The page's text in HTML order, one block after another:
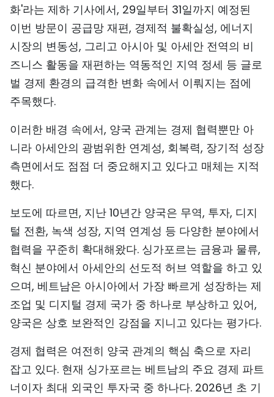
회사 소개
TIẾNG VIỆT
ENGLISH
FRANÇAIS
РУССКИЙ
화'라는 제하 기사에서, 29일부터 31일까지 예정된
이번 방문이 공급망 재편, 경제적 불확실성, 에너지
시장의 변동성, 그리고 아시아 및 아세안 전역의 비
즈니스 활동을 재편하는 역동적인 지역 정세 등 글로
벌 경제 환경의 급격한 변화 속에서 이뤄지는 점에
주목했다.
이러한 배경 속에서, 양국 관계는 경제 협력뿐만 아
니라 아세안의 광범위한 연계성, 회복력, 장기적 성장
측면에서도 점점 더 중요해지고 있다고 매체는 지적
했다.
보도에 따르면, 지난 10년간 양국은 무역, 투자, 디지
털 전환, 녹색 성장, 지역 연계성 등 다양한 분야에서
협력을 꾸준히 확대해왔다. 싱가포르는 금융과 물류,
혁신 분야에서 아세안의 선도적 허브 역할을 하고 있
으며, 베트남은 아시아에서 가장 빠르게 성장하는 제
조업 및 디지털 경제 국가 중 하나로 부상하고 있어,
양국은 상호 보완적인 강점을 지니고 있다는 평가다.
경제 협력은 여전히 양국 관계의 핵심 축으로 자리
잡고 있다. 현재 싱가포르는 베트남의 주요 경제 파트
너이자 최대 외국인 투자국 중 하나다. 2026년 초 기